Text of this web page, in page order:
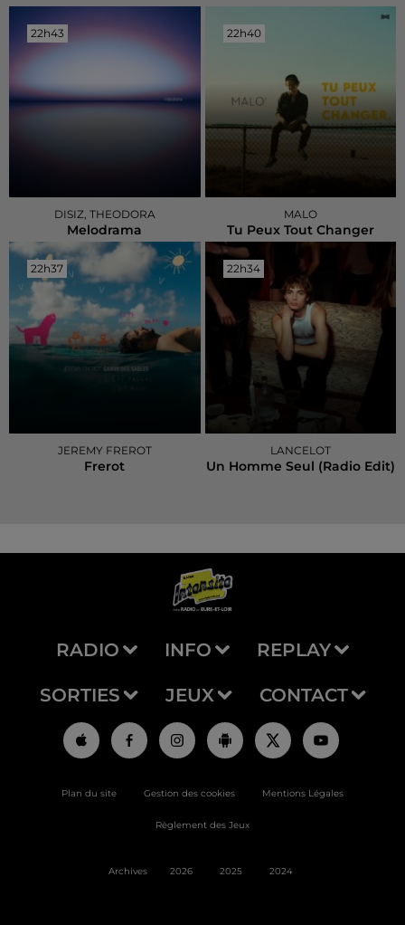
22h43
22h43
DISIZ, THEODORA
Melodrama
22h40
22h40
MALO
Tu Peux Tout Changer
22h37
22h37
JEREMY FREROT
Frerot
22h34
22h34
LANCELOT
Un Homme Seul (radio Edit)
RADIO INFO REPLAY
SORTIES JEUX CONTACT
Plan du site Gestion des cookies Mentions Légales
Règlement des Jeux
Archives 2026 2025 2024